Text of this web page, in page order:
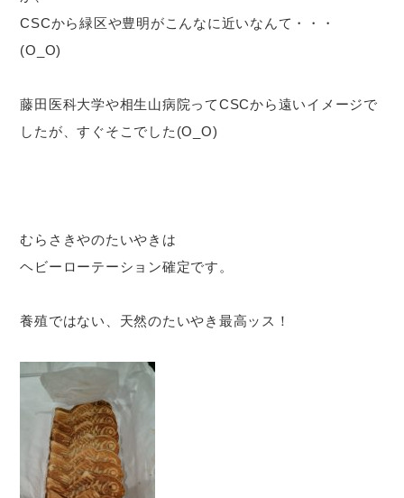
CSCから緑区や豊明がこんなに近いなんて・・・
(O_O)
藤田医科大学や相生山病院ってCSCから遠いイメージで
したが、すぐそこでした(O_O)
むらさきやのたいやきは
ヘビーローテーション確定です。
養殖ではない、天然のたいやき最高ッス！